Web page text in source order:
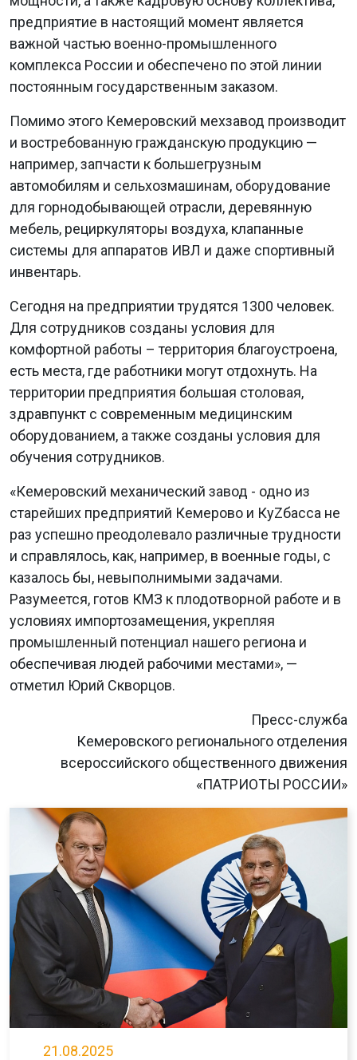
предприятие в настоящий момент является
важной частью военно-промышленного
комплекса России и обеспечено по этой линии
постоянным государственным заказом.
Помимо этого Кемеровский мехзавод производит
и востребованную гражданскую продукцию —
например, запчасти к большегрузным
автомобилям и сельхозмашинам, оборудование
для горнодобывающей отрасли, деревянную
мебель, рециркуляторы воздуха, клапанные
системы для аппаратов ИВЛ и даже спортивный
инвентарь.
Сегодня на предприятии трудятся 1300 человек.
Для сотрудников созданы условия для
комфортной работы – территория благоустроена,
есть места, где работники могут отдохнуть. На
территории предприятия большая столовая,
здравпункт с современным медицинским
оборудованием, а также созданы условия для
обучения сотрудников.
«Кемеровский механический завод - одно из
старейших предприятий Кемерово и КуZбасса не
раз успешно преодолевало различные трудности
и справлялось, как, например, в военные годы, с
казалось бы, невыполнимыми задачами.
Разумеется, готов КМЗ к плодотворной работе и в
условиях импортозамещения, укрепляя
промышленный потенциал нашего региона и
обеспечивая людей рабочими местами», —
отметил Юрий Скворцов.
Пресс-служба
Кемеровского регионального отделения
всероссийского общественного движения
«ПАТРИОТЫ РОССИИ»
21.08.2025